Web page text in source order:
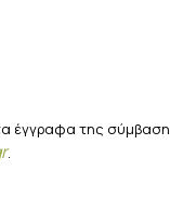
έγγραφα της
.